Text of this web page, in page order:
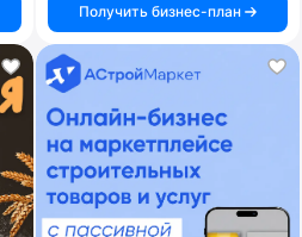
Получить бизнес-план